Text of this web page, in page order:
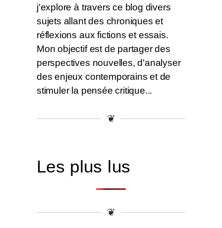
j'explore à travers ce blog divers
sujets allant des chroniques et
réflexions aux fictions et essais.
Mon objectif est de partager des
perspectives nouvelles, d'analyser
des enjeux contemporains et de
stimuler la pensée critique...
❦
Les plus lus
❦